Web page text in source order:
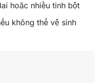
hoặc nhiều tinh bột
không thể vệ sinh